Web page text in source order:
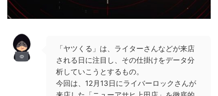
「ヤツくる」は、ライターさんなどが来店
される日に注目し、その仕掛けをデータ分
析していこうとするもの。
今回は、12月13日にライバーロックさんが